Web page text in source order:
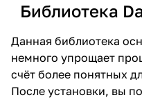
Библиотека
Данная библиотека
немного упрощает
счёт более понятных
После установки, вы